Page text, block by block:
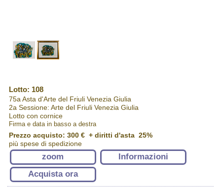
Lotto: 108
75a Asta d'Arte del Friuli Venezia Giulia
2a Sessione: Arte del Friuli Venezia Giulia
Lotto con cornice
Firma e data in basso a destra
Prezzo acquisto: 300 €+ diritti d'asta 25%
più spese di spedizione
zoom
Informazioni
Acquista ora